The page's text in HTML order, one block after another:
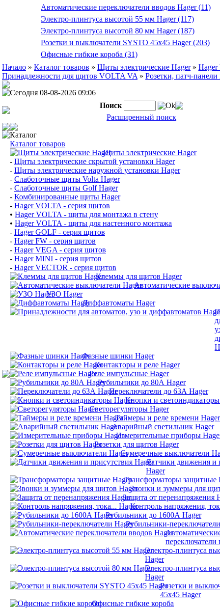
Автоматические переключатели вводов Hager (11)
Электро-плинтуса высотой 55 мм Hager (117)
Электро-плинтуса высотой 80 мм Hager (187)
Розетки и выключатели SYSTO 45х45 Hager (203)
Офисные гибкие короба (31)
Начало » Каталог товаров » Щиты электрические Hager»
Принадлежности для щитов VOLTA VA » Розетки, патч-
Сегодня 08-08-2026 09:06
Поиск
Ok
Расширенный поиск
Каталог
Каталог товаров
Щиты электрические Hager
- Щиты электрические скрытой установки Hager
- Щиты электрические наружной установки Hager
- Слаботочные щиты Volta Hager
- Слаботочные щиты Golf Hager
- Комбинированные щиты Hager
- Hager VOLTA - серия щитов
• Hager VOLTA - щиты для монтажа в стену
• Hager VOLTA - щиты для настенного монтажа
- Hager GOLF - серия щитов
- Hager FW - серия щитов
- Hager VEGA - серия щитов
- Hager MINI - серия щитов
- Hager VECTOR - серия щитов
Клеммы для щитов Hager
Автоматические
УЗО Hager
Диффавтоматы Hager
Фазные шинки Hager
Контакторы и реле Hager
Реле импульсные Hager
Рубильники до 80А Hager
Переключатели до 63А Hager
Кнопки и
Светорегуляторы Hager
Таймеры и реле времени Hager
Аварийный светильник Hager
Измерительные приборы
Розетки для щитов Hager
Сумеречные выключатели
Датчики движения и
Hager
Трансформаторы защитные
Звонки и зуммеры для
Защита от перенапряжения
Контроль напряжения,
Рубильники до 1600А Hager
Рубильники-
переключатели
Электро-плинтуса
Hager
Электро-плинтуса
Hager
Розетки и
45х45 Hager
Офисные гибкие короба